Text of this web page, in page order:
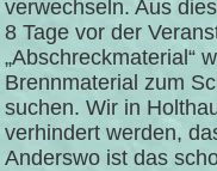
verwechseln. Aus
8 Tage vor der
„Abschreckmaterial“
Brennmaterial zum
suchen. Wir in
verhindert werden,
Anderswo ist das